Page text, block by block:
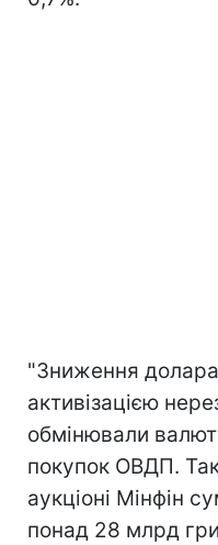
"Зниження
активізацією
обмінювали
покупок ОВДП.
аукціоні Мінфін
понад 28 млрд